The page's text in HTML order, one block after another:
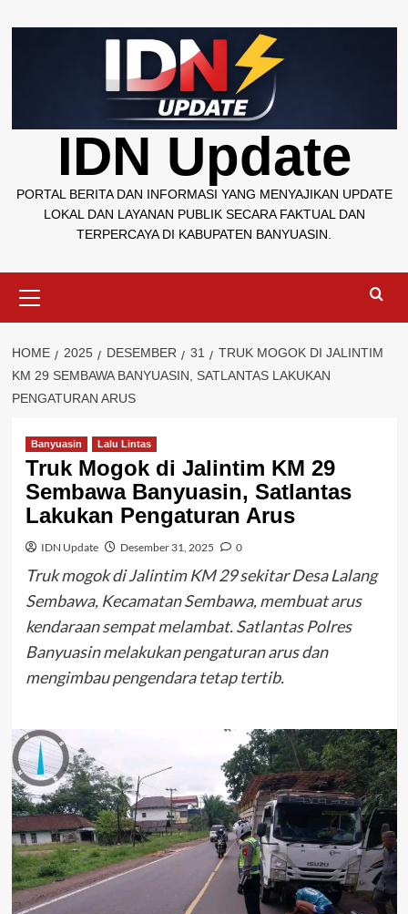
to
IDN Update
PORTAL BERITA DAN INFORMASI YANG MENYAJIKAN UPDATE
LOKAL DAN LAYANAN PUBLIK SECARA FAKTUAL DAN
TERPERCAYA DI KABUPATEN BANYUASIN.
Menu
HOME 2025 DESEMBER 31
TRUK MOGOK DI JALINTIM
KM 29 SEMBAWA BANYUASIN, SATLANTAS LAKUKAN
PENGATURAN ARUS
Banyuasin Lalu Lintas
Truk Mogok di Jalintim KM 29
Sembawa Banyuasin, Satlantas
Lakukan Pengaturan Arus
IDN Update Desember 31, 2025 0
Truk mogok di Jalintim KM 29 sekitar Desa Lalang
Sembawa, Kecamatan Sembawa, membuat arus
kendaraan sempat melambat. Satlantas Polres
Banyuasin melakukan pengaturan arus dan
mengimbau pengendara tetap tertib.